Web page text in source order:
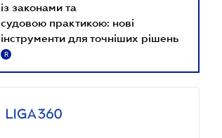
із законами та
судовою практикою: нові
інструменти для точніших рішень
R